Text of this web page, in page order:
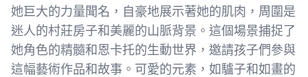
她巨大的力量聞名，自豪地展示著她的肌肉，周圍是
迷人的村莊房子和美麗的山脈背景。這個場景捕捉了
她角色的精髓和恩卡托的生動世界，邀請孩子們參與
這幅藝術作品和故事。可愛的元素，如驢子和如畫的